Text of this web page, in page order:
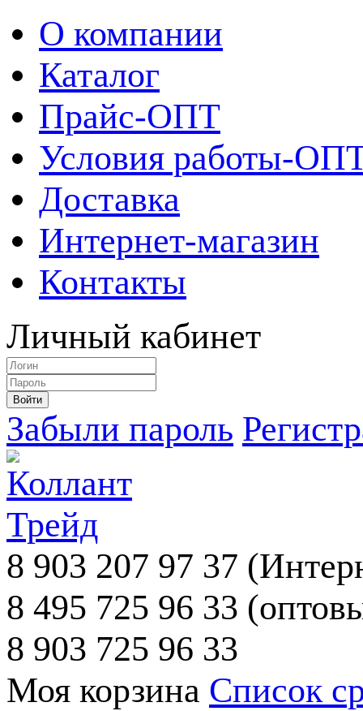
О компании
Каталог
Прайс-ОПТ
Условия работы-
Доставка
Интернет-магазин
Контакты
Личный кабинет
Забыли пароль
8 903 207 97 37
8 495 725 96 33
8 903 725 96 33
Моя корзина Список